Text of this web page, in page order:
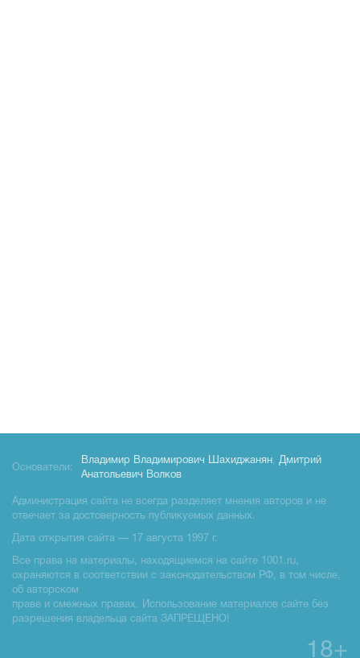
Основатели:
Владимир Владимирович Шахиджанян, Дмитрий
Анатольевич Волков
Администрация сайта не всегда разделяет мнения авторов и не
отвечает за достоверность публикуемых данных.
Дата открытия сайта — 17 августа 1997 г.
Все права на материалы, находящиемся на сайте 1001.ru,
охраняются в соответствии с законодательством РФ, в том числе,
об авторском
праве и смежных правах. Использование материалов сайте без
разрешения владельца сайта ЗАПРЕЩЕНО!
18+